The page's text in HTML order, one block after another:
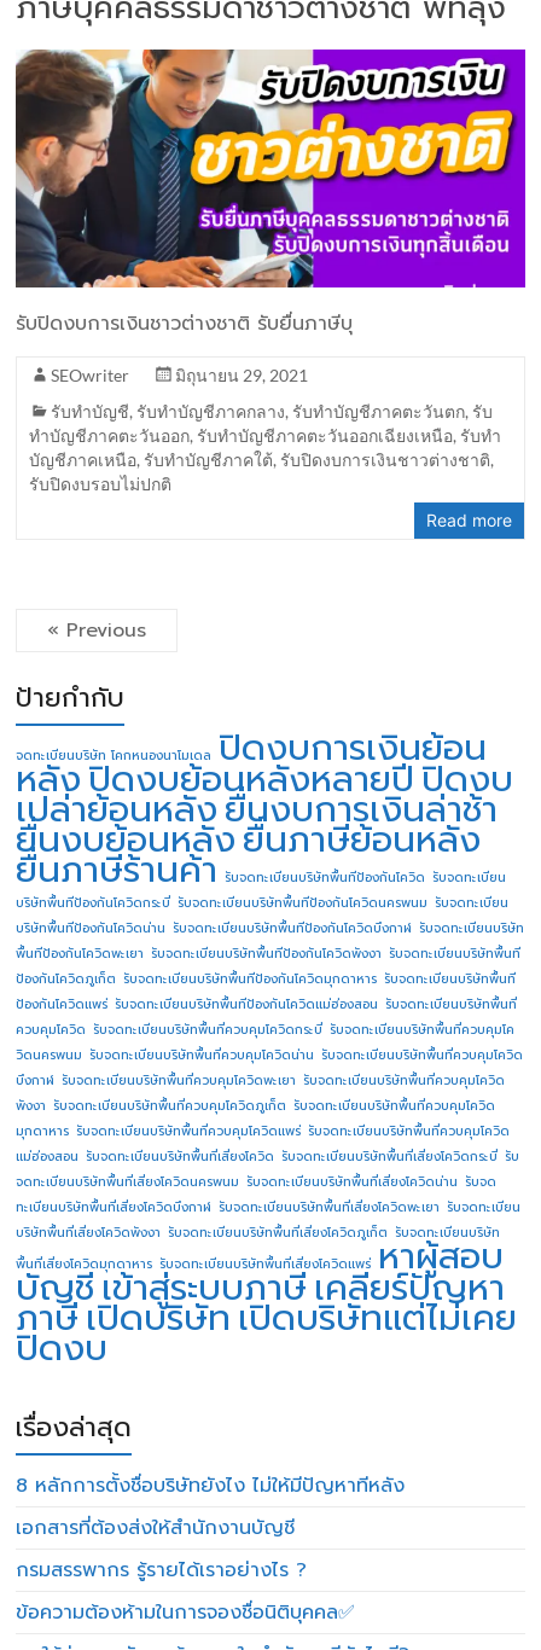
รับปิดงบการเงินชาวต่างชาติ รับยื่นภาษีบุ
SEOwriter
มิถุนายน 29, 2021
รับทำบัญชี, รับทำบัญชีภาคกลาง, รับทำบัญชีภาคตะวันตก, รับ
ทำบัญชีภาคตะวันออก, รับทำบัญชีภาคตะวันออกเฉียงเหนือ, รับทำ
บัญชีภาคเหนือ, รับทำบัญชีภาคใต้, รับปิดงบการเงินชาวต่างชาติ,
รับปิดงบรอบไม่ปกติ
Read more
« Previous
ป้ายกำกับ
จดทะเบียนบริษัท โคกหนองนาโมเดล ปิดงบการเงินย้อน
หลังปิดงบย้อนหลังหลายปี ปิดงบ
เปล่าย้อนหลังยื่นงบการเงินล่าช้า
ยื่นงบย้อนหลังยื่นภาษีย้อนหลัง
ยื่นภาษีร้านค้า รับจดทะเบียนบริษัทพื้นทีป้องกันโควิด รับจดทะเบียน
บริษัทพื้นทีป้องกันโควิดกระบี่ รับจดทะเบียนบริษัทพื้นทีป้องกันโควิดนครพนม รับจดทะเบียน
บริษัทพื้นทีป้องกันโควิดน่าน รับจดทะเบียนบริษัทพื้นทีป้องกันโควิดบึงกาฬ รับจดทะเบียนบริษัท
พื้นทีป้องกันโควิดพะเยา รับจดทะเบียนบริษัทพื้นทีป้องกันโควิดพังงา รับจดทะเบียนบริษัทพื้นที
ป้องกันโควิดภูเก็ต รับจดทะเบียนบริษัทพื้นทีป้องกันโควิดมุกดาหาร รับจดทะเบียนบริษัทพื้นที
ป้องกันโควิดแพร่ รับจดทะเบียนบริษัทพื้นทีป้องกันโควิดแม่ฮ่องสอน รับจดทะเบียนบริษัทพื้นที่
ควบคุมโควิด รับจดทะเบียนบริษัทพื้นที่ควบคุมโควิดกระบี่ รับจดทะเบียนบริษัทพื้นที่ควบคุมโค
วิดนครพนม รับจดทะเบียนบริษัทพื้นที่ควบคุมโควิดน่าน รับจดทะเบียนบริษัทพื้นที่ควบคุมโควิด
บึงกาฬ รับจดทะเบียนบริษัทพื้นที่ควบคุมโควิดพะเยา รับจดทะเบียนบริษัทพื้นที่ควบคุมโควิด
พังงา รับจดทะเบียนบริษัทพื้นที่ควบคุมโควิดภูเก็ต รับจดทะเบียนบริษัทพื้นที่ควบคุมโควิด
มุกดาหาร รับจดทะเบียนบริษัทพื้นที่ควบคุมโควิดแพร่ รับจดทะเบียนบริษัทพื้นที่ควบคุมโควิด
แม่ฮ่องสอน รับจดทะเบียนบริษัทพื้นที่เสี่ยงโควิด รับจดทะเบียนบริษัทพื้นที่เสี่ยงโควิดกระบี่ รับ
จดทะเบียนบริษัทพื้นที่เสี่ยงโควิดนครพนม รับจดทะเบียนบริษัทพื้นที่เสี่ยงโควิดน่าน รับจด
ทะเบียนบริษัทพื้นที่เสี่ยงโควิดบึงกาฬ รับจดทะเบียนบริษัทพื้นที่เสี่ยงโควิดพะเยา รับจดทะเบียน
บริษัทพื้นที่เสี่ยงโควิดพังงา รับจดทะเบียนบริษัทพื้นที่เสี่ยงโควิดภูเก็ต รับจดทะเบียนบริษัท
พื้นที่เสี่ยงโควิดมุกดาหาร รับจดทะเบียนบริษัทพื้นที่เสี่ยงโควิดแพร่ หาผู้สอบ
บัญชี เข้าสู่ระบบภาษี เคลียร์ปัญหา
ภาษีเปิดบริษัทเปิดบริษัทแต่ไม่เคย
ปิดงบ
เรื่องล่าสุด
8 หลักการตั้งชื่อบริษัทยังไง ไม่ให้มีปัญหาทีหลัง
เอกสารที่ต้องส่งให้สำนักงานบัญชี
กรมสรรพากร รู้รายได้เราอย่างไร ?
ข้อความต้องห้ามในการจองชื่อนิติบุคคล✅